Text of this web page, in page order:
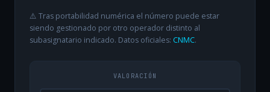
⚠️ Tras portabilidad numérica el número puede estar
siendo gestionado por otro operador distinto al
subasignatario indicado. Datos oficiales: CNMC.
VALORACIÓN